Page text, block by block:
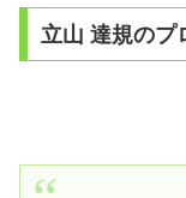
立山 達規のプ